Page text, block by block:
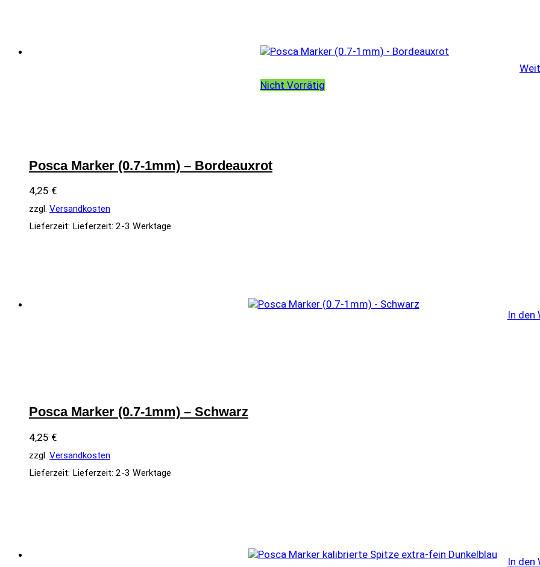
Nicht Vorrätig
Posca Marker (0.7-1mm) – Bordeauxrot
4,25 €
zzgl. Versandkosten
Lieferzeit: Lieferzeit: 2-3 Werktage
In den
Posca Marker (0.7-1mm) – Schwarz
4,25 €
zzgl. Versandkosten
Lieferzeit: Lieferzeit: 2-3 Werktage
In den